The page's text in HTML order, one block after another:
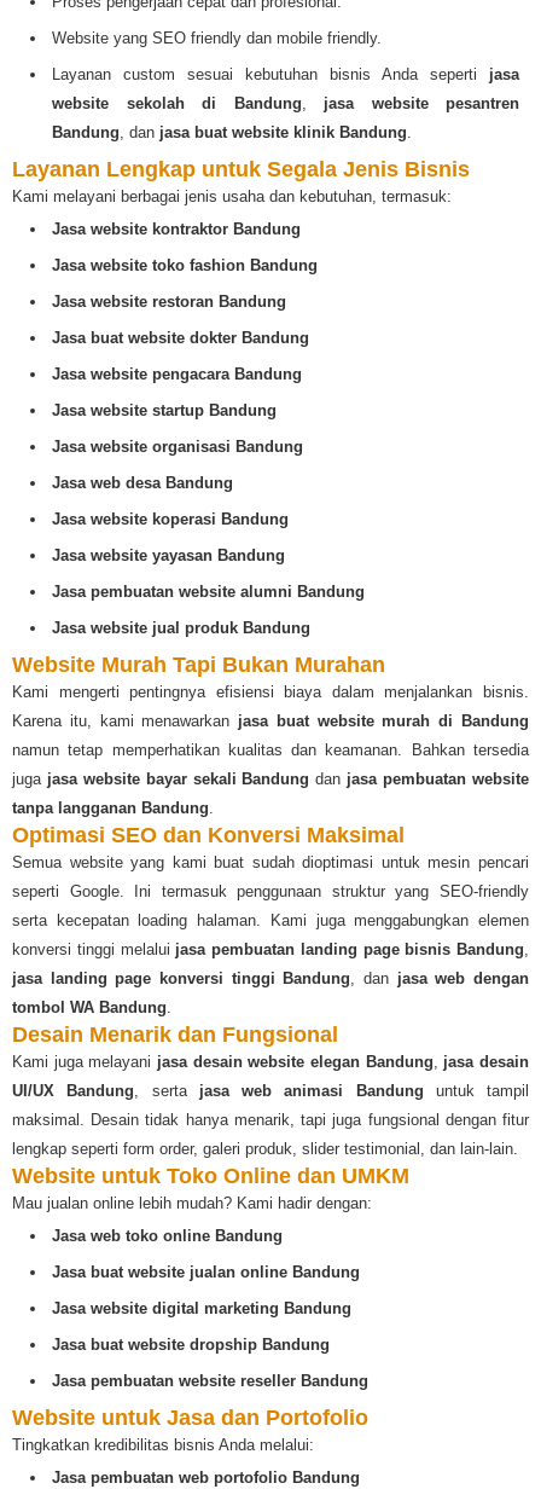
Website yang SEO friendly dan mobile friendly.
Layanan custom sesuai kebutuhan bisnis Anda seperti jasa
website sekolah di Bandung, jasa website pesantren
Bandung, dan jasa buat website klinik Bandung.
Layanan Lengkap untuk Segala Jenis Bisnis
Kami melayani berbagai jenis usaha dan kebutuhan, termasuk:
Jasa website kontraktor Bandung
Jasa website toko fashion Bandung
Jasa website restoran Bandung
Jasa buat website dokter Bandung
Jasa website pengacara Bandung
Jasa website startup Bandung
Jasa website organisasi Bandung
Jasa web desa Bandung
Jasa website koperasi Bandung
Jasa website yayasan Bandung
Jasa pembuatan website alumni Bandung
Jasa website jual produk Bandung
Website Murah Tapi Bukan Murahan
Kami mengerti pentingnya efisiensi biaya dalam menjalankan bisnis.
Karena itu, kami menawarkan jasa buat website murah di Bandung
namun tetap memperhatikan kualitas dan keamanan. Bahkan tersedia
juga jasa website bayar sekali Bandung dan jasa pembuatan website
tanpa langganan Bandung.
Optimasi SEO dan Konversi Maksimal
Semua website yang kami buat sudah dioptimasi untuk mesin pencari
seperti Google. Ini termasuk penggunaan struktur yang SEO-friendly
serta kecepatan loading halaman. Kami juga menggabungkan elemen
konversi tinggi melalui jasa pembuatan landing page bisnis Bandung,
jasa landing page konversi tinggi Bandung, dan jasa web dengan
tombol WA Bandung.
Desain Menarik dan Fungsional
Kami juga melayani jasa desain website elegan Bandung, jasa desain
UI/UX Bandung, serta jasa web animasi Bandung untuk tampil
maksimal. Desain tidak hanya menarik, tapi juga fungsional dengan fitur
lengkap seperti form order, galeri produk, slider testimonial, dan lain-lain.
Website untuk Toko Online dan UMKM
Mau jualan online lebih mudah? Kami hadir dengan:
Jasa web toko online Bandung
Jasa buat website jualan online Bandung
Jasa website digital marketing Bandung
Jasa buat website dropship Bandung
Jasa pembuatan website reseller Bandung
Website untuk Jasa dan Portofolio
Tingkatkan kredibilitas bisnis Anda melalui:
Jasa pembuatan web portofolio Bandung